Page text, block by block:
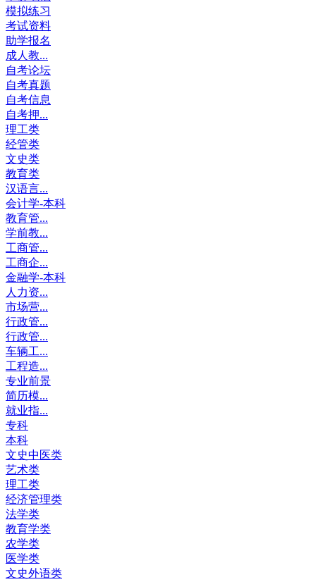
模拟练习
考试资料
助学报名
成人教...
自考论坛
自考真题
自考信息
自考押...
理工类
经管类
文史类
教育类
汉语言...
会计学-本科
教育管...
学前教...
工商管...
工商企...
金融学-本科
人力资...
市场营...
行政管...
行政管...
车辆工...
工程造...
专业前景
简历模...
就业指...
专科
本科
文史中医类
艺术类
理工类
经济管理类
法学类
教育学类
农学类
医学类
文史外语类